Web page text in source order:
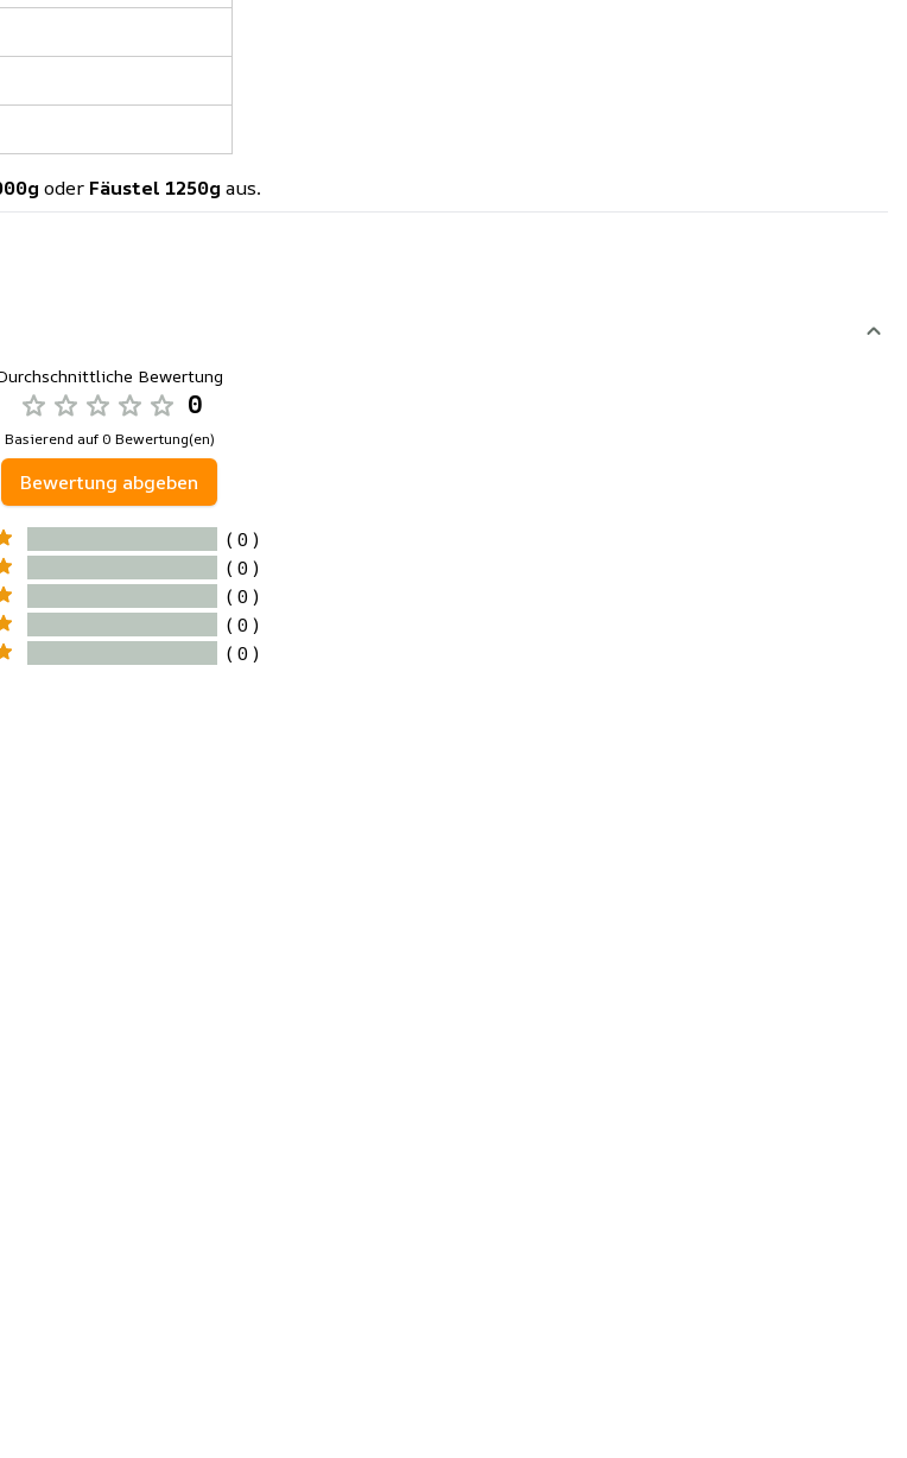
oderFäustel 1250gaus.
Bewertung
0
Basierend auf 0 Bewertung(en)
Bewertung abgeben
( 0 )
( 0 )
( 0 )
( 0 )
( 0 )